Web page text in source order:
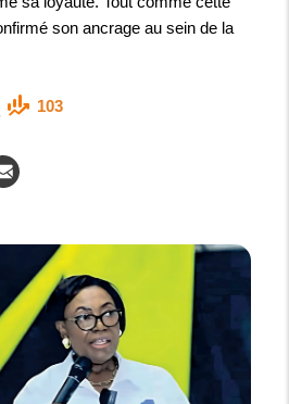
son ancrage au sein de la
103